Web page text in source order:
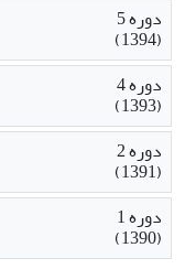
دوره 5
(1394)
دوره 4
(1393)
دوره 2
(1391)
دوره 1
(1390)